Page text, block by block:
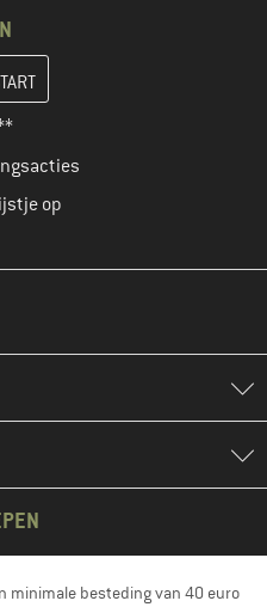
in de volgende stap je
op
minimale besteding van 40 euro